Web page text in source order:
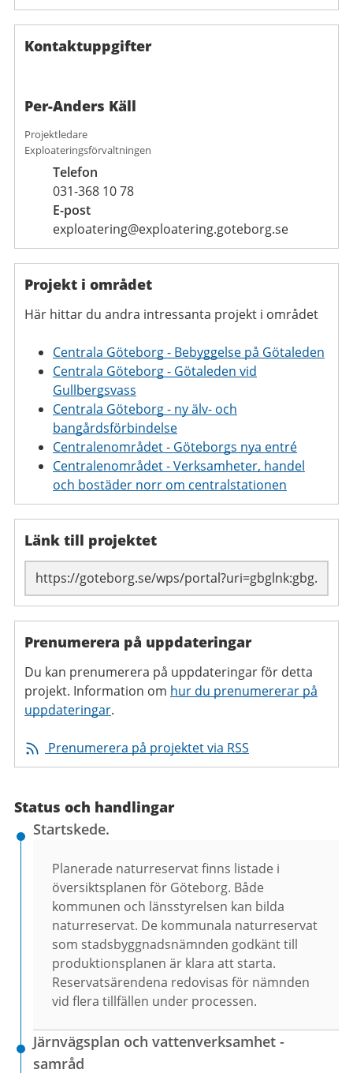
Kontaktuppgifter
Per-Anders Käll
Projektledare
Exploateringsförvaltningen
Telefon
031-368 10 78
E-post
exploatering@exploatering.goteborg.se
Projekt i området
Här hittar du andra intressanta projekt i området
Centrala Göteborg - Bebyggelse på Götaleden
Centrala Göteborg - Götaleden vid
Gullbergsvass
Centrala Göteborg - ny älv- och
bangårdsförbindelse
Centralenområdet - Göteborgs nya entré
Centralenområdet - Verksamheter, handel
och bostäder norr om centralstationen
Länk till projektet
Prenumerera på uppdateringar
Du kan prenumerera på uppdateringar för detta
projekt. Information om hur du prenumererar på
uppdateringar.
Prenumerera på projektet via RSS
Status och handlingar
Startskede.
Planerade naturreservat finns listade i
översiktsplanen för Göteborg. Både
kommunen och länsstyrelsen kan bilda
naturreservat. De kommunala naturreservat
som stadsbyggnadsnämnden godkänt till
produktionsplanen är klara att starta.
Reservatsärendena redovisas för nämnden
vid flera tillfällen under processen.
Järnvägsplan och vattenverksamhet -
samråd